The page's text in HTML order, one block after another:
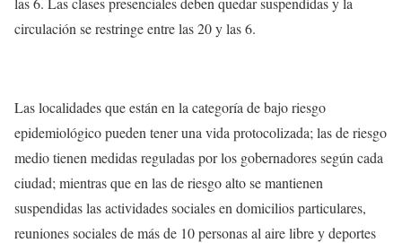
circulación se restringe entre las 20 y las 6.
Las localidades que están en la categoría de bajo riesgo
epidemiológico pueden tener una vida protocolizada; las de riesgo
medio tienen medidas reguladas por los gobernadores según cada
ciudad; mientras que en las de riesgo alto se mantienen
suspendidas las actividades sociales en domicilios particulares,
reuniones sociales de más de 10 personas al aire libre y deportes